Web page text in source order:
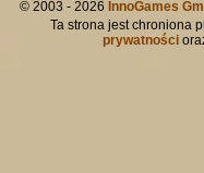
© 2003 - 2026 InnoGames
Ta strona jest chroniona
prywatności